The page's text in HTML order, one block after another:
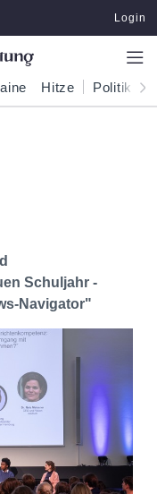
Login
Hitze Politik
Schuljahr -
Navigator"